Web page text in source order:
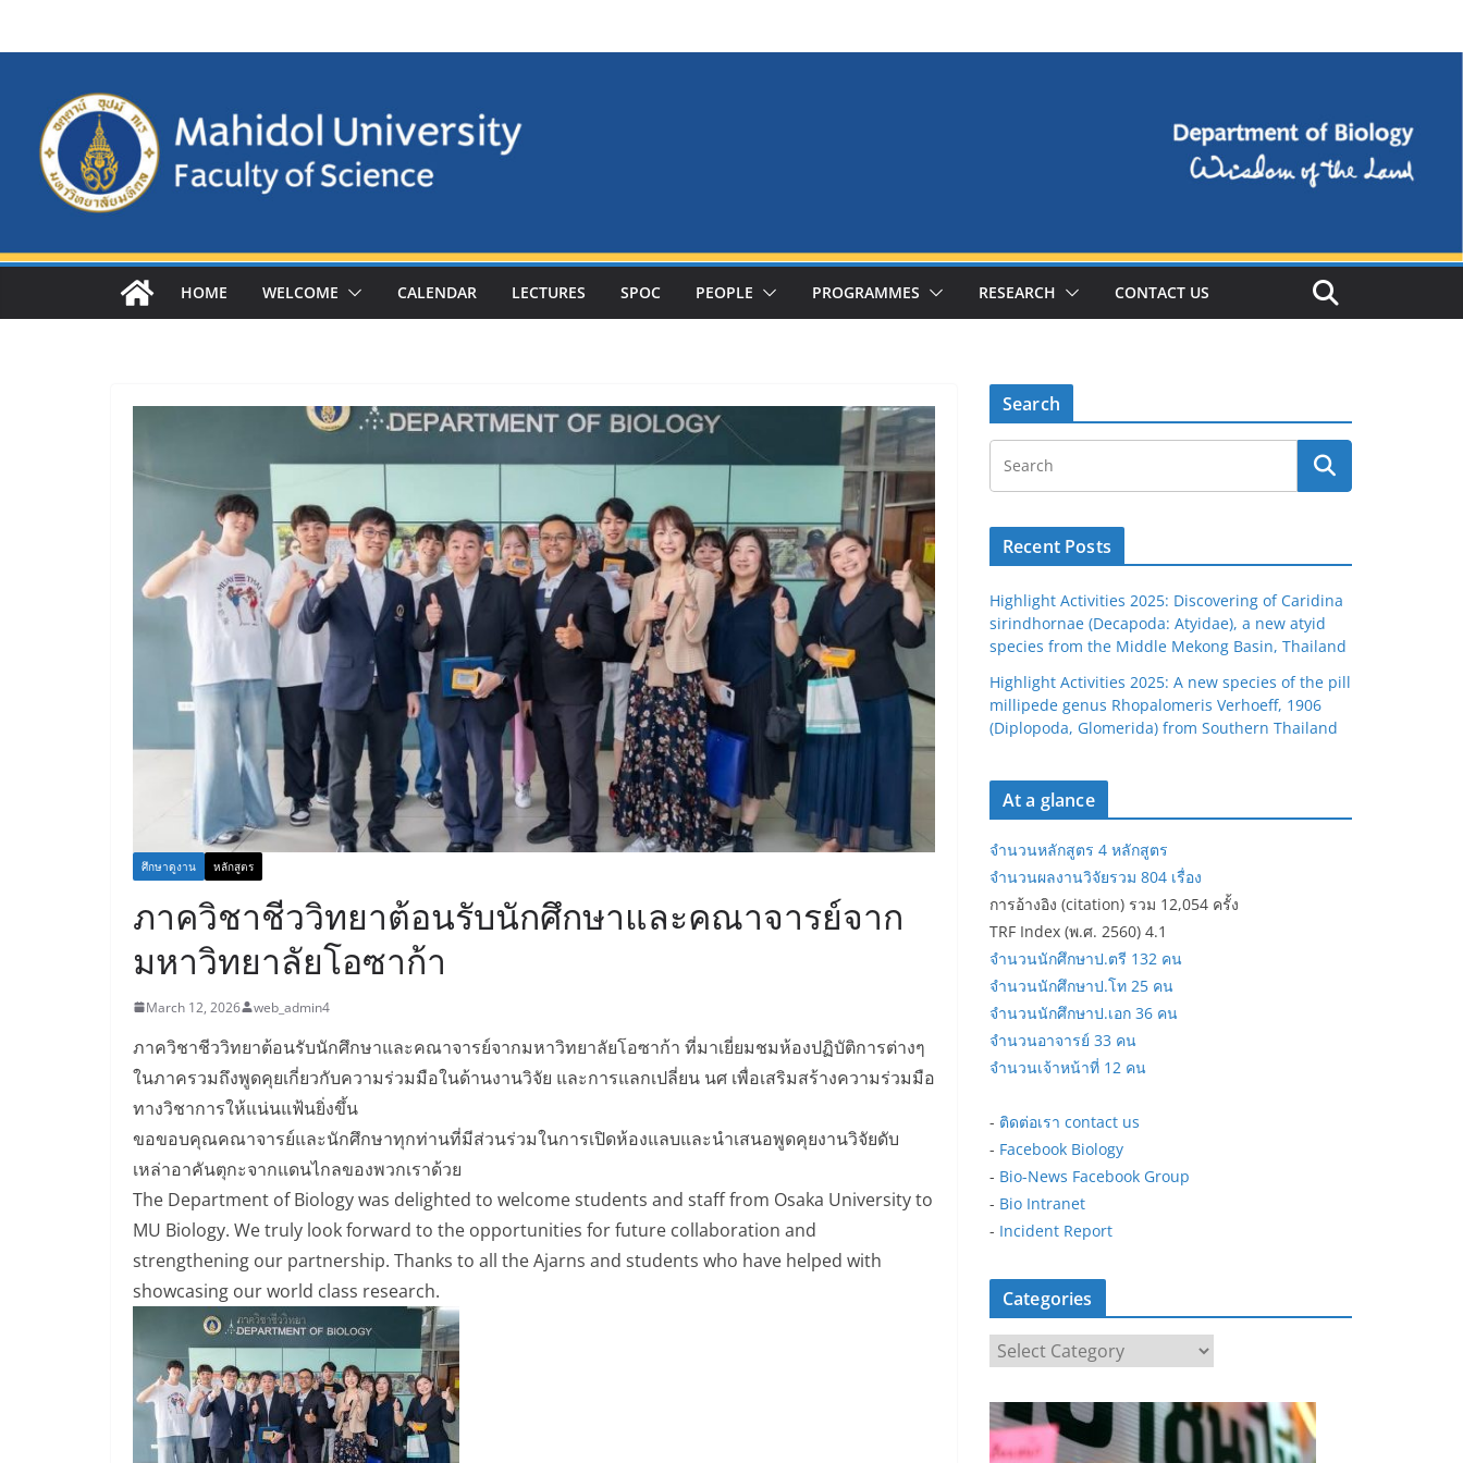
HOME WELCOME CALENDAR LECTURES SPOC PEOPLE PROGRAMMES RESEARCH CONTACT US
ศึกษาดูงาน หลักสูตร
ภาควิชาชีววิทยาต้อนรับนักศึกษาและคณาจารย์จาก
มหาวิทยาลัยโอซาก้า
March 12, 2026 web_admin4
ภาควิชาชีววิทยาต้อนรับนักศึกษาและคณาจารย์จากมหาวิทยาลัยโอซาก้า ที่มาเยี่ยมชมห้องปฏิบัติการต่างๆ
ในภาครวมถึงพูดคุยเกี่ยวกับความร่วมมือในด้านงานวิจัย และการแลกเปลี่ยน นศ เพื่อเสริมสร้างความร่วมมือ
ทางวิชาการให้แน่นแฟ้นยิ่งขึ้น
ขอขอบคุณคณาจารย์และนักศึกษาทุกท่านที่มีส่วนร่วมในการเปิดห้องแลบและนำเสนอพูดคุยงานวิจัยดับ
เหล่าอาคันตุกะจากแดนไกลของพวกเราด้วย
The Department of Biology was delighted to welcome students and staff from Osaka University to
MU Biology. We truly look forward to the opportunities for future collaboration and
strengthening our partnership. Thanks to all the Ajarns and students who have helped with
showcasing our world class research.
Search
Recent Posts
Highlight Activities 2025: Discovering of Caridina
sirindhornae (Decapoda: Atyidae), a new atyid
species from the Middle Mekong Basin, Thailand
Highlight Activities 2025: A new species of the pill
millipede genus Rhopalomeris Verhoeff, 1906
(Diplopoda, Glomerida) from Southern Thailand
At a glance
จำนวนหลักสูตร 4 หลักสูตร
จำนวนผลงานวิจัยรวม 804 เรื่อง
การอ้างอิง (citation) รวม 12,054 ครั้ง
TRF Index (พ.ศ. 2560) 4.1
จำนวนนักศึกษาป.ตรี 132 คน
จำนวนนักศึกษาป.โท 25 คน
จำนวนนักศึกษาป.เอก 36 คน
จำนวนอาจารย์ 33 คน
จำนวนเจ้าหน้าที่ 12 คน
- ติดต่อเรา contact us
- Facebook Biology
- Bio-News Facebook Group
- Bio Intranet
- Incident Report
Categories
a
t
e
g